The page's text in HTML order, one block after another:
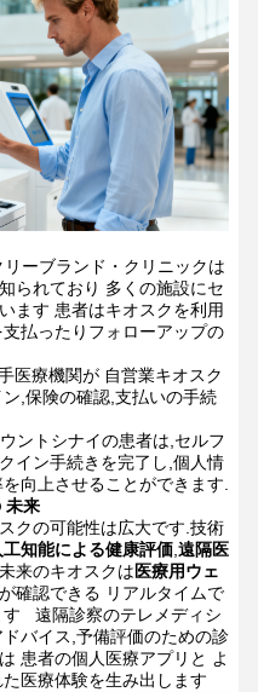
リーブランド・クリニックは
られており 多くの施設にセ
ます 患者はキオスクを利用
払ったりフォローアップの
医療機関が 自営業キオスク
,保険の確認,支払いの手続
ントシナイの患者は,セルフ
イン手続きを完了し,個人情
向上させることができます.
未来
クの可能性は広大です.技術
工知能による健康評価,遠隔医
未来のキオスクは医療用ウェ
確認できる リアルタイムで
遠隔診察のテレメディシ
バイス,予備評価のための診
患者の個人医療アプリと よ
医療体験を生み出します